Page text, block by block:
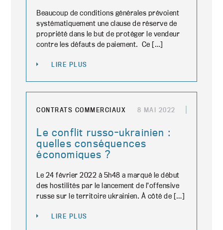
Beaucoup de conditions générales prévoient
systématiquement une clause de réserve de
propriété dans le but de protéger le vendeur
contre les défauts de paiement. Ce […]
LIRE PLUS
CONTRATS COMMERCIAUX 8 MAI 2022
Le conflit russo-ukrainien :
quelles conséquences
économiques ?
Le 24 février 2022 à 5h48 a marqué le début
des hostilités par le lancement de l’offensive
russe sur le territoire ukrainien. À côté de […]
LIRE PLUS